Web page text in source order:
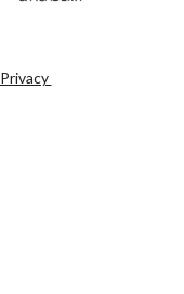
Privacy